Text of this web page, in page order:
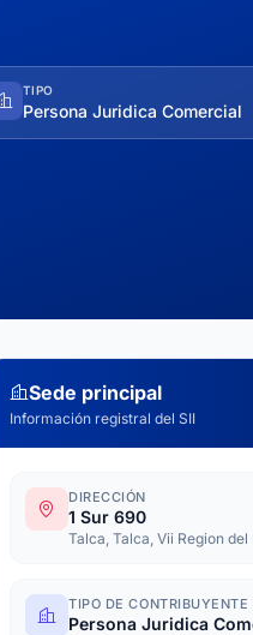
TIPO
Persona Juridica Comercial
Sede principal
Información registral del SII
DIRECCIÓN
1 Sur 690
Talca, Talca, Vii Region del
TIPO DE CONTRIBUYENTE
Persona Juridica